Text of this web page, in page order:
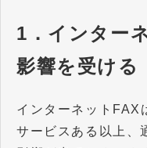
1．インター
影響を受ける
インターネットFAX
サービスある以上、